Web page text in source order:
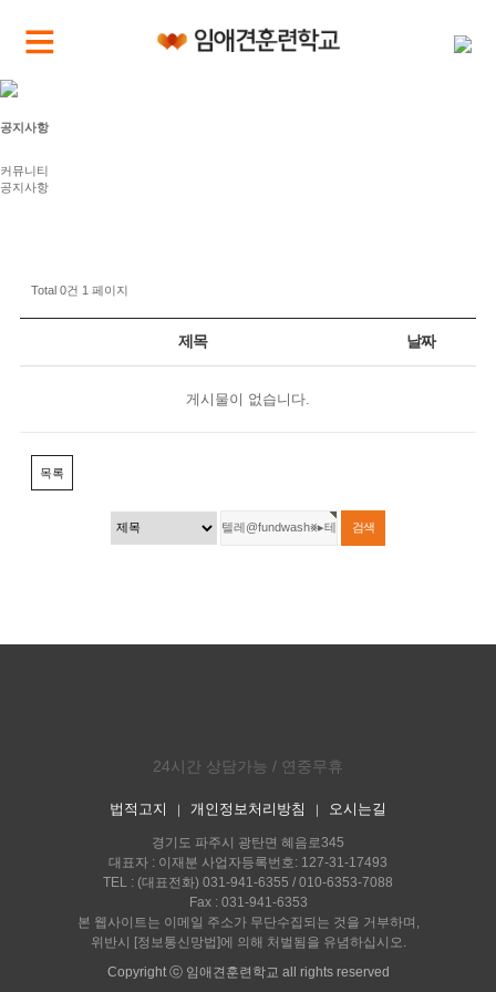
공지사항
커뮤니티
공지사항
Total 0건 1 페이지
제목 날짜
게시물이 없습니다.
목록
24시간 상담가능 / 연중무휴
법적고지 개인정보처리방침 오시는길
경기도 파주시 광탄면 혜음로345
대표자 : 이재분 사업자등록번호: 127-31-17493
TEL : (대표전화) 031-941-6355 / 010-6353-7088
Fax : 031-941-6353
본 웹사이트는 이메일 주소가 무단수집되는 것을 거부하며,
위반시 [정보통신망법]에 의해 처벌됨을 유념하십시오.
Copyright ⓒ 임애견훈련학교 all rights reserved